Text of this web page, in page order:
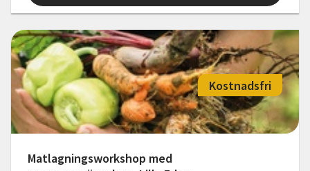
Matlagningsworkshop med
Kostnadsfri